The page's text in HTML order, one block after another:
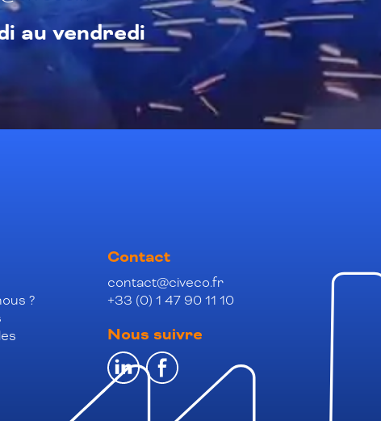
au vendredi
?
Contact
contact@civeco.fr
+33 (0) 1 47 90 11 10
Nous suivre